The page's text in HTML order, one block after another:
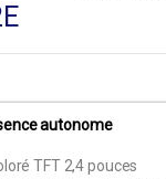
autonome
TFT 2,4 pouces